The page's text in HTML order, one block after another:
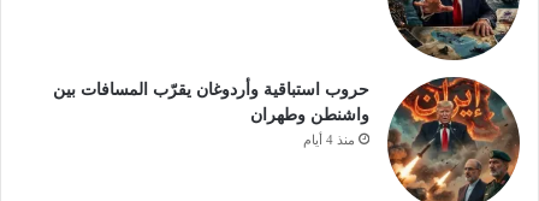
حروب استباقية وأردوغان يقرّب المسافات بين
واشنطن وطهران
منذ 4 أيام